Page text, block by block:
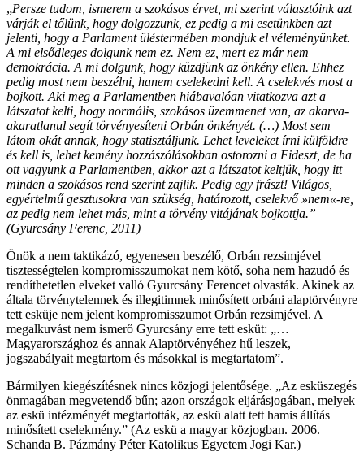
„Persze tudom, ismerem a szokásos érvet, mi szerint választóink azt
várják el tőlünk, hogy dolgozzunk, ez pedig a mi esetünkben azt
jelenti, hogy a Parlament üléstermében mondjuk el véleményünket.
A mi elsődleges dolgunk nem ez. Nem ez, mert ez már nem
demokrácia. A mi dolgunk, hogy küzdjünk az önkény ellen. Ehhez
pedig most nem beszélni, hanem cselekedni kell. A cselekvés most a
bojkott. Aki meg a Parlamentben hiábavalóan vitatkozva azt a
látszatot kelti, hogy normális, szokásos üzemmenet van, az akarva-
akaratlanul segít törvényesíteni Orbán önkényét. (…) Most sem
látom okát annak, hogy statisztáljunk. Lehet leveleket írni külföldre
és kell is, lehet kemény hozzászólásokban ostorozni a Fideszt, de ha
ott vagyunk a Parlamentben, akkor azt a látszatot keltjük, hogy itt
minden a szokásos rend szerint zajlik. Pedig egy frászt! Világos,
egyértelmű gesztusokra van szükség, határozott, cselekvő »nem«-re,
az pedig nem lehet más, mint a törvény vitájának bojkottja.”
(Gyurcsány Ferenc, 2011)
Önök a nem taktikázó, egyenesen beszélő, Orbán rezsimjével
tisztességtelen kompromisszumokat nem kötő, soha nem hazudó és
rendíthetetlen elveket valló Gyurcsány Ferencet olvasták. Akinek az
általa törvénytelennek és illegitimnek minősített orbáni alaptörvényre
tett esküje nem jelent kompromisszumot Orbán rezsimjével. A
megalkuvást nem ismerő Gyurcsány erre tett esküt: „…
Magyarországhoz és annak Alaptörvényéhez hű leszek,
jogszabályait megtartom és másokkal is megtartatom”.
Bármilyen kiegészítésnek nincs közjogi jelentősége. „Az esküszegés
önmagában megvetendő bűn; azon országok eljárásjogában, melyek
az eskü intézményét megtartották, az eskü alatt tett hamis állítás
minősített cselekmény.” (Az eskü a magyar közjogban. 2006.
Schanda B. Pázmány Péter Katolikus Egyetem Jogi Kar.)